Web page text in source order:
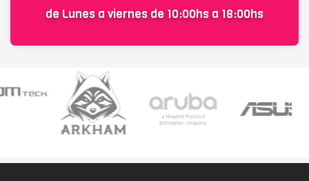
de Lunes a viernes de 10:00hs a 18:00hs